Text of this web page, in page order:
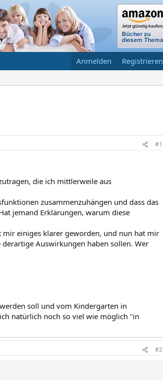
Anmelden Registrieren
#1
die ich mittlerweile aus
zusammenzuhängen und dass das
jemand Erklärungen, warum diese
mir einiges klarer geworden, und nun hat mir
Auswirkungen haben sollen. Wer
soll und vom Kindergarten in
natürlich noch so viel wie möglich "in
#2